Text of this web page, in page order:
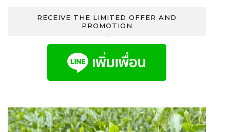
RECEIVE THE LIMITED OFFER AND
PROMOTION